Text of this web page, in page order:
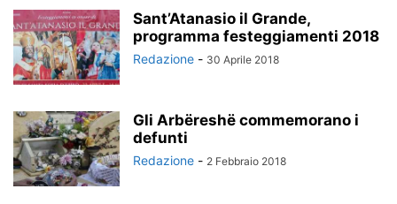
Sant’Atanasio il Grande,
programma festeggiamenti 2018
Redazione - 30 Aprile 2018
Gli Arbëreshë commemorano i
defunti
Redazione - 2 Febbraio 2018